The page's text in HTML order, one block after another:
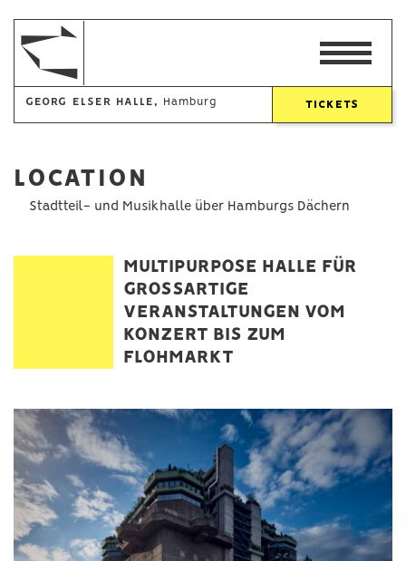
GEORG ELSER HALLE, Hamburg TICKETS
LOCATION
Stadtteil- und Musikhalle über Hamburgs Dächern
MULTIPURPOSE HALLE FÜR
GROSSARTIGE
VERANSTALTUNGEN VOM
KONZERT BIS ZUM
FLOHMARKT